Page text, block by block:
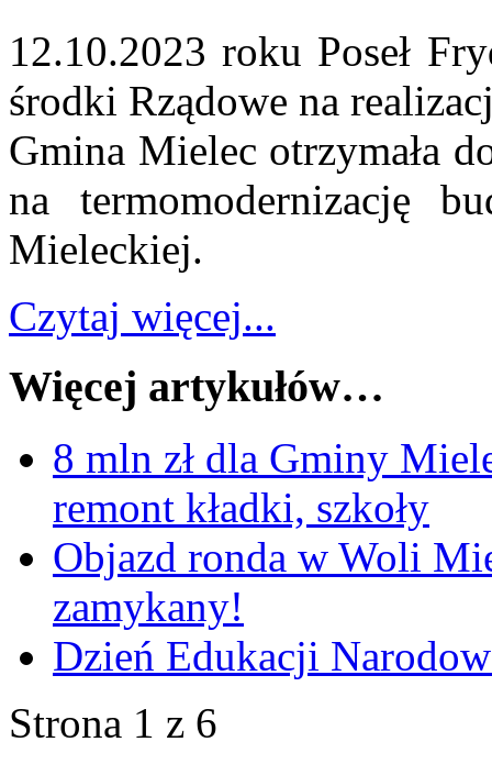
12.10.2023 roku Poseł
środki Rządowe na
Gmina Mielec otrzymała
na termomodernizację
Mieleckiej.
Czytaj więcej...
Więcej artykułów…
8 mln zł dla Gminy
remont kładki, szkoły
Objazd ronda w Woli
zamykany!
Dzień Edukacji
Strona 1 z 6